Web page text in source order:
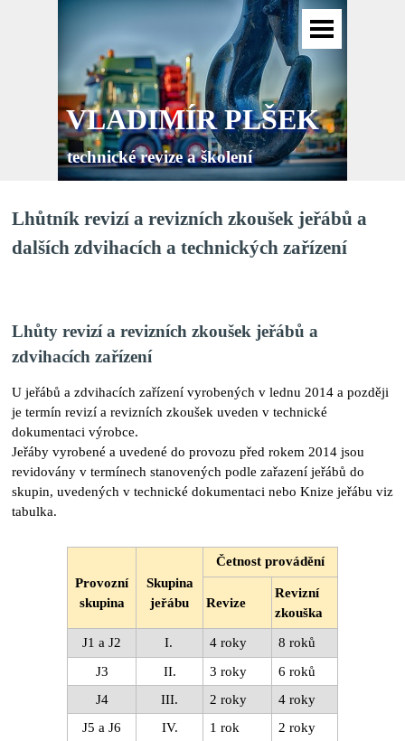
technické revize a školení
VLADIMÍR PLŠEK
Lhůtník revizí a revizních zkoušek jeřábů a
dalších zdvihacích a technických zařízení
Lhůty revizí a revizních zkoušek jeřábů a
zdvihacích zařízení
U jeřábů a zdvihacích zařízení vyrobených v lednu 2014 a později
je termín revizí a revizních zkoušek uveden v technické
dokumentaci výrobce.
Jeřáby vyrobené a uvedené do provozu před rokem 2014 jsou
revidovány v termínech stanovených podle zařazení jeřábů do
skupin, uvedených v technické dokumentaci nebo Knize jeřábu viz
tabulka.
Provozní
skupina
Skupina
jeřábu
Četnost provádění
Revize
Revizní
zkouška
J1 a J2 I. 4 roky
8 roků
J3
II. 3 roky
6 roků
J4
III. 2 roky
4 roky
J5 a J6
IV. 1 rok
2 roky